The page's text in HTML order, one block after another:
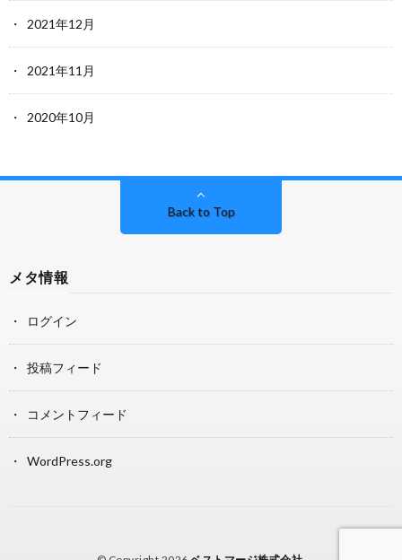
2021年12月
2021年11月
2020年10月
Back to Top
メタ情報
ログイン
投稿フィード
コメントフィード
WordPress.org